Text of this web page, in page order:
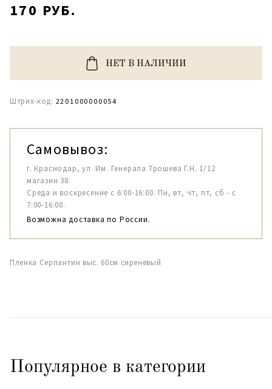
170 РУБ.
НЕТ В НАЛИЧИИ
Штрих-код: 2201000000054
Самовывоз:
г. Краснодар, ул. Им. Генерала Трошева Г.Н. 1/12
магазин 38.
Среда и воскресение с 6:00-16:00. Пн, вт, чт, пт, сб - с
7:00-16:00.
Возможна доставка по России.
Пленка Серпантин выс. 60см сиреневый
Популярное в категории